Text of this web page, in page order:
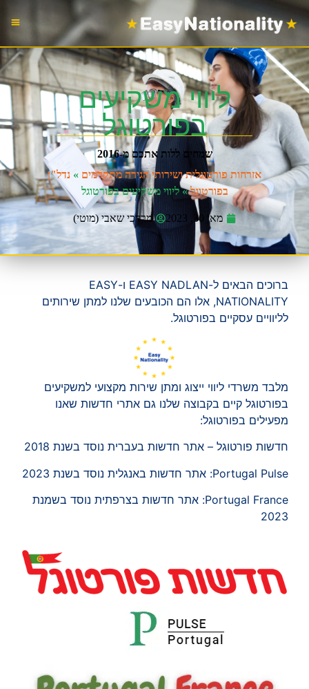
ליווי משקיעים
בפורטוגל
שמחים ללות אתכם מ-2016
אזרחות פורטוגלית ושירותי הגירה מתקדמים » נדל"ן
בפורטוגל»ליווי משקיעים בפורטוגל
מאי 30, 2023 מרדכי שאבי (מוטי)
ברוכים הבאים ל-EASY NADLAN ו-EASY
NATIONALITY, אלו הם הכובעים שלנו למתן שירותים
לליוויים עסקיים בפורטוגל.
מלבד משרדי ליווי ייצוג ומתן שירות מקצועי למשקיעים
בפורטוגל קיים בקבוצה שלנו גם אתרי חדשות שאנו
מפעילים בפורטוגל:
חדשות פורטוגל – אתר חדשות בעברית נוסד בשנת 2018
Portugal Pulse: אתר חדשות באנגלית נוסד בשנת 2023
Portugal France: אתר חדשות בצרפתית נוסד בשמנת
2023